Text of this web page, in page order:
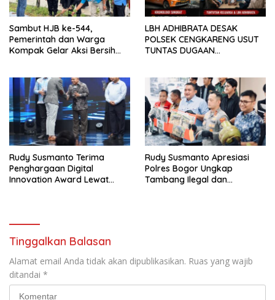
Sambut HJB ke-544,
Pemerintah dan Warga
Kompak Gelar Aksi Bersih
LBH ADHIBRATA DESAK
POLSEK CENGKARENG USUT
TUNTAS DUGAAN
Rudy Susmanto Terima
Penghargaan Digital
Innovation Award Lewat
Rudy Susmanto Apresiasi
Polres Bogor Ungkap
Tambang Ilegal dan
Tinggalkan Balasan
Alamat email Anda tidak akan dipublikasikan. Ruas yang wajib
ditandai *